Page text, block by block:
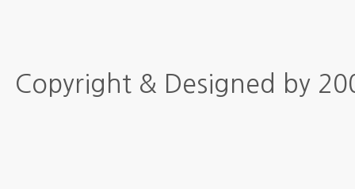
Copyright & Designed by